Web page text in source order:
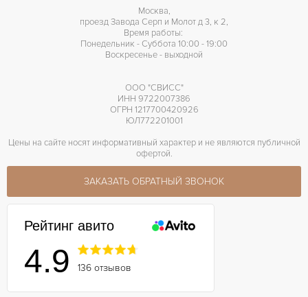
Москва,
проезд Завода Серп и Молот д 3, к 2,
Время работы:
Понедельник - Суббота 10:00 - 19:00
Воскресенье - выходной
ООО "СВИСС"
ИНН 9722007386
ОГРН 1217700420926
ЮЛ772201001
Цены на сайте носят информативный характер и не являются публичной
офертой.
ЗАКАЗАТЬ ОБРАТНЫЙ ЗВОНОК
Рейтинг авито
4.9 136 отзывов